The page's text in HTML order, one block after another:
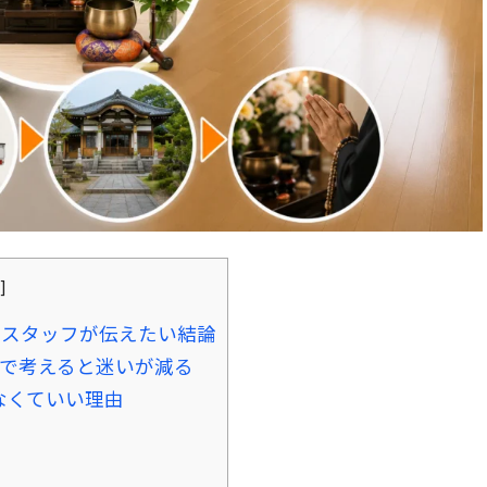
]
タッフが伝えたい結論
考えると迷いが減る
ていい理由